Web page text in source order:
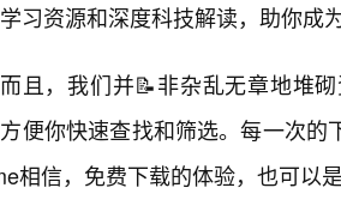
习资源和深度科技解读，助你成
而且，我们并📝非杂乱无章地堆
便你快速查找和筛选。每一次
相信，免费下载的体验，也可以